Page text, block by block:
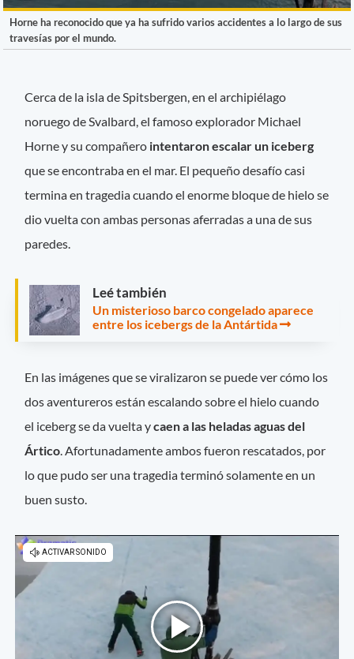
Horne ha reconocido que ya ha sufrido varios accidentes a lo largo de sus
travesías por el mundo.
Cerca de la isla de Spitsbergen, en el archipiélago
noruego de Svalbard, el famoso explorador Michael
Horne y su compañero intentaron escalar un iceberg
que se encontraba en el mar. El pequeño desafío casi
termina en tragedia cuando el enorme bloque de hielo se
dio vuelta con ambas personas aferradas a una de sus
paredes.
Leé también
Un misterioso barco congelado aparece
entre los icebergs de la Antártida
En las imágenes que se viralizaron se puede ver cómo los
dos aventureros están escalando sobre el hielo cuando
el iceberg se da vuelta ycaen a las heladas aguas del
Ártico. Afortunadamente ambos fueron rescatados, por
lo que pudo ser una tragedia terminó solamente en un
buen susto.